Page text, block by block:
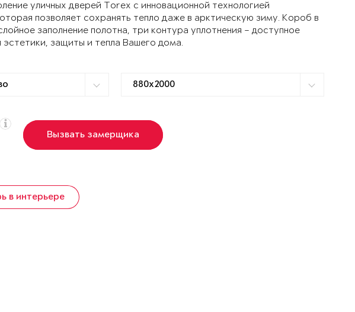
уличных дверей Torex с инновационной технологией
позволяет сохранять тепло даже в арктическую зиму. Короб в
заполнение полотна, три контура уплотнения – доступное
эстетики, защиты и тепла Вашего дома.
Вызвать замерщика
в интерьере